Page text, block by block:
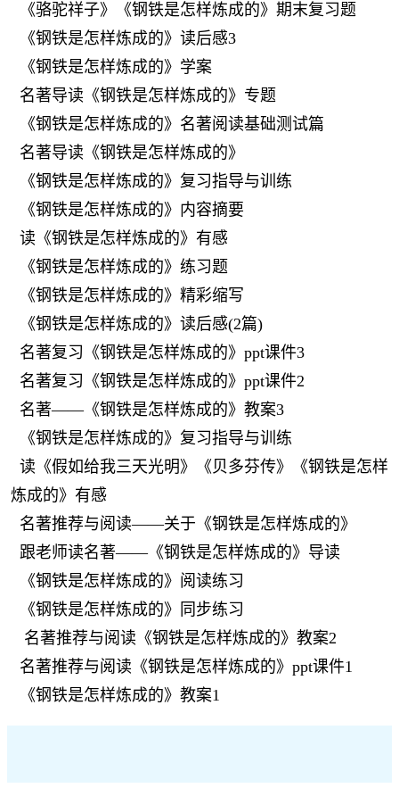
《骆驼祥子》《钢铁是怎样炼成的》期末复习题
《钢铁是怎样炼成的》读后感3
《钢铁是怎样炼成的》学案
名著导读《钢铁是怎样炼成的》专题
《钢铁是怎样炼成的》名著阅读基础测试篇
名著导读《钢铁是怎样炼成的》
《钢铁是怎样炼成的》复习指导与训练
《钢铁是怎样炼成的》内容摘要
读《钢铁是怎样炼成的》有感
《钢铁是怎样炼成的》练习题
《钢铁是怎样炼成的》精彩缩写
《钢铁是怎样炼成的》读后感(2篇)
名著复习《钢铁是怎样炼成的》ppt课件3
名著复习《钢铁是怎样炼成的》ppt课件2
名著——《钢铁是怎样炼成的》教案3
《钢铁是怎样炼成的》复习指导与训练
读《假如给我三天光明》《贝多芬传》《钢铁是怎样
炼成的》有感
名著推荐与阅读——关于《钢铁是怎样炼成的》
跟老师读名著——《钢铁是怎样炼成的》导读
《钢铁是怎样炼成的》阅读练习
《钢铁是怎样炼成的》同步练习
名著推荐与阅读《钢铁是怎样炼成的》教案2
名著推荐与阅读《钢铁是怎样炼成的》ppt课件1
《钢铁是怎样炼成的》教案1